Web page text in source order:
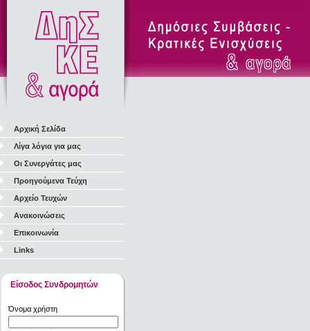
Αρχική Σελίδα
Λίγα λόγια για μας
Οι Συνεργάτες μας
Προηγούμενα Τεύχη
Αρχείο Τευχών
Ανακοινώσεις
Επικοινωνία
Links
Είσοδος Συνδρομητών
Όνομα χρήστη